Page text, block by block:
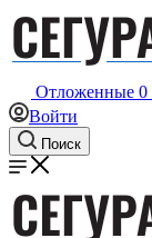
Отложенные 0
Войти
Поиск